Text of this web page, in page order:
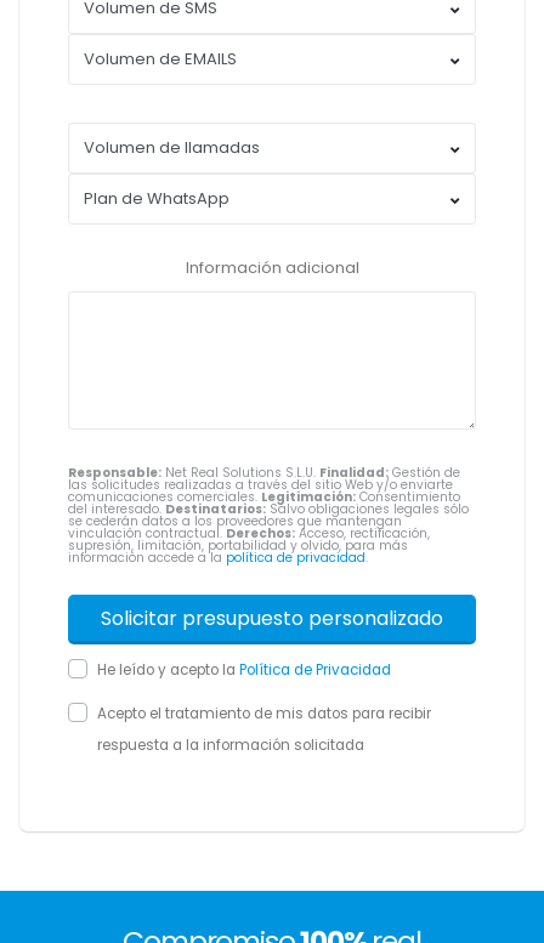
Información adicional
Responsable: Net Real Solutions S.L.U. Finalidad: Gestión de
las solicitudes realizadas a través del sitio Web y/o enviarte
comunicaciones comerciales. Legitimación: Consentimiento
del interesado. Destinatarios: Salvo obligaciones legales sólo
se cederán datos a los proveedores que mantengan
vinculación contractual. Derechos: Acceso, rectificación,
supresión, limitación, portabilidad y olvido, para más
información accede a la política de privacidad.
He leído y acepto la Política de Privacidad
Acepto el tratamiento de mis datos para recibir
respuesta a la información solicitada